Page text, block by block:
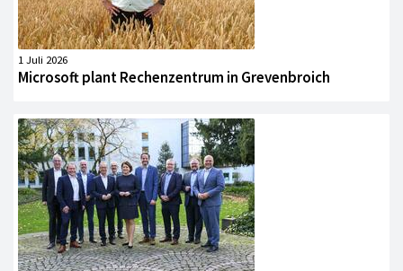
1 Juli 2026
Microsoft plant Rechenzentrum in Grevenbroich